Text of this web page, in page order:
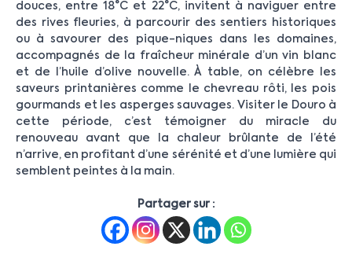
douces, entre 18°C et 22°C, invitent à naviguer entre
des rives fleuries, à parcourir des sentiers historiques
ou à savourer des pique-niques dans les domaines,
accompagnés de la fraîcheur minérale d’un vin blanc
et de l’huile d’olive nouvelle. À table, on célèbre les
saveurs printanières comme le chevreau rôti, les pois
gourmands et les asperges sauvages. Visiter le Douro à
cette période, c’est témoigner du miracle du
renouveau avant que la chaleur brûlante de l’été
n’arrive, en profitant d’une sérénité et d’une lumière qui
semblent peintes à la main.
Partager sur :